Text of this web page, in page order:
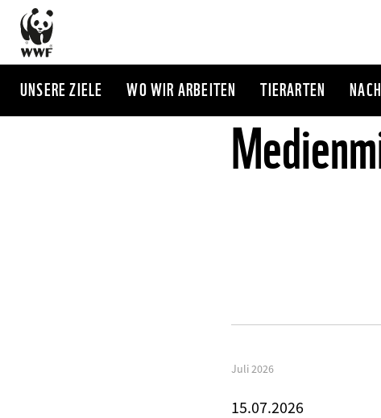
Direkt
zum
Inhalt
UNSERE ZIELE WO WIR ARBEITEN TIERARTEN
Juli 2026
15.07.2026